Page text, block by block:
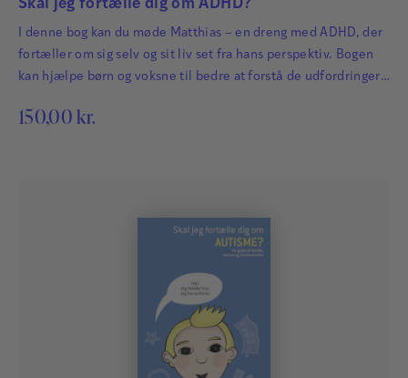
Skal jeg fortælle dig om ADHD?
I denne bog kan du møde Matthias – en dreng med ADHD, der
fortæller om sig selv og sit liv set fra hans perspektiv. Bogen
kan hjælpe børn og voksne til bedre at forstå de udfordringer,
ADHD er, og hvordan det føles hvordan han fik sin diagnose
150,00 kr.